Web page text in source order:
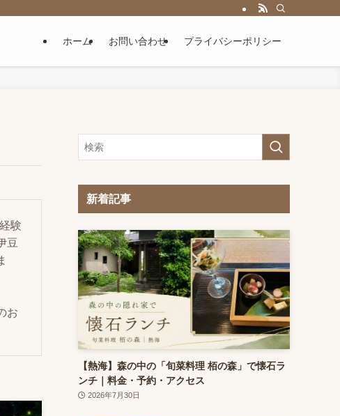
ホーム お問い合わせ プライバシーポリシー
験
豆
お
新着記事
【熱海】森の中の「旬菜料理 栢の森」で懐石ラ
ンチ｜料金・予約・アクセス
2026年7月30日